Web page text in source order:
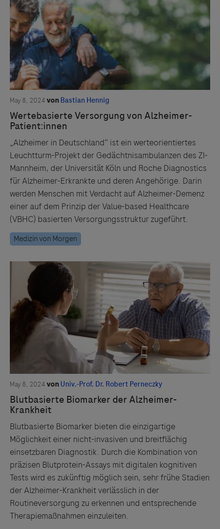
Links zu Websites Dritter werden im Sinne des
Servicegedankens angeboten. Der Herausgeber äußert
keine Meinung über den Inhalt von Websites Dritter und
lehnt ausdrücklich jegliche Verantwortung für
Drittinformationen und deren Verwendung ab.